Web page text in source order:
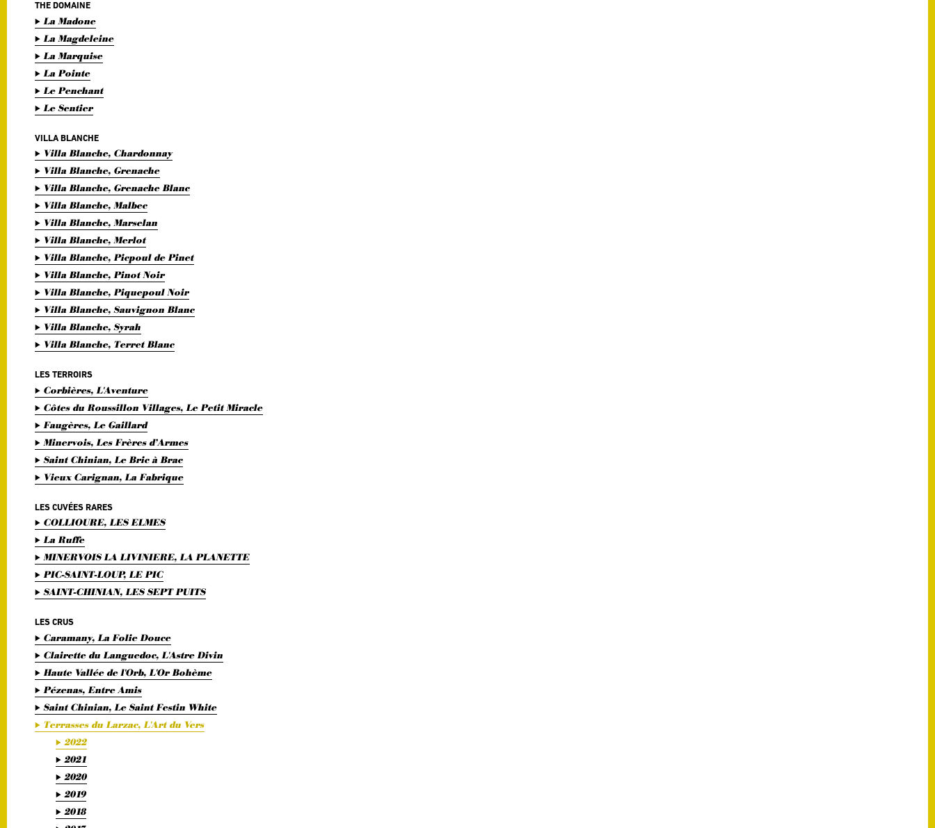
THE DOMAINE
La Madone
La Magdeleine
La Marquise
La Pointe
Le Penchant
Le Sentier
VILLA BLANCHE
Villa Blanche, Chardonnay
Villa Blanche, Grenache
Villa Blanche, Grenache Blanc
Villa Blanche, Malbec
Villa Blanche, Marselan
Villa Blanche, Merlot
Villa Blanche, Picpoul de Pinet
Villa Blanche, Pinot Noir
Villa Blanche, Piquepoul Noir
Villa Blanche, Sauvignon Blanc
Villa Blanche, Syrah
Villa Blanche, Terret Blanc
LES TERROIRS
Corbières, L'Aventure
Côtes du Roussillon Villages, Le Petit Miracle
Faugères, Le Gaillard
Minervois, Les Frères d’Armes
Saint Chinian, Le Bric à Brac
Vieux Carignan, La Fabrique
LES CUVÉES RARES
COLLIOURE, LES ELMES
La Ruffe
MINERVOIS LA LIVINIERE, LA PLANETTE
PIC-SAINT-LOUP, LE PIC
SAINT-CHINIAN, LES SEPT PUITS
LES CRUS
Caramany, La Folie Douce
Clairette du Languedoc, L'Astre Divin
Haute Vallée de l'Orb, L'Or Bohème
Pézenas, Entre Amis
Saint Chinian, Le Saint Festin White
Terrasses du Larzac, L'Art du Vers
2022
2021
2020
2019
2018